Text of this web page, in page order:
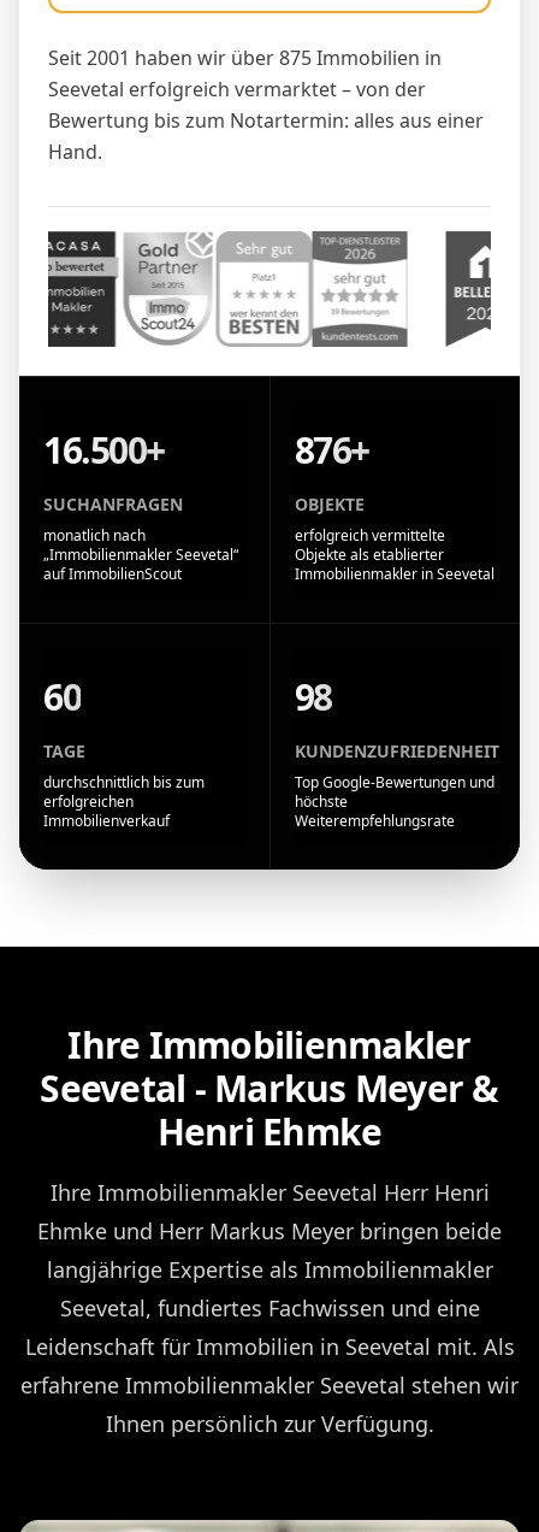
Seit 2001 haben wir über 875 Immobilien in
Seevetal erfolgreich vermarktet – von der
Bewertung bis zum Notartermin: alles aus einer
Hand.
16.500+
SUCHANFRAGEN
monatlich nach
„Immobilienmakler Seevetal“
auf ImmobilienScout
876+
OBJEKTE
erfolgreich vermittelte
Objekte als etablierter
Immobilienmakler in Seevetal
60
TAGE
durchschnittlich bis zum
erfolgreichen
Immobilienverkauf
98
KUNDENZUFRIEDENHEIT
Top Google-Bewertungen und
höchste
Weiterempfehlungsrate
Ihre Immobilienmakler
Seevetal - Markus Meyer &
Henri Ehmke
Ihre Immobilienmakler Seevetal Herr Henri
Ehmke und Herr Markus Meyer bringen beide
langjährige Expertise als Immobilienmakler
Seevetal, fundiertes Fachwissen und eine
Leidenschaft für Immobilien in Seevetal mit. Als
erfahrene Immobilienmakler Seevetal stehen wir
Ihnen persönlich zur Verfügung.